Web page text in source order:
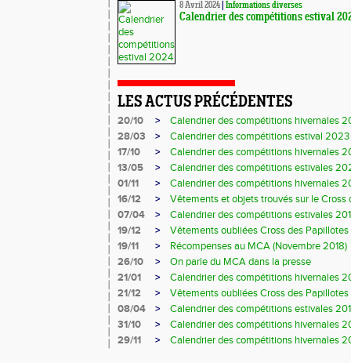
8 Avril 2024 Informations diverses
Calendrier des compétitions estival
LES ACTUS PRÉCÉDENTES
20/10 >
Calendrier des compétitions hivernales
28/03
>
Calendrier des compétitions estival 2023
17/10
>
Calendrier des compétitions hivernales
13/05
>
Calendrier des compétitions estivales
01/11
>
Calendrier des compétitions hivernales
16/12
>
Vêtements et objets trouvés sur le Cross
07/04
>
Calendrier des compétitions estivales
19/12
>
Vêtements oubliées Cross des Papillotes
19/11
>
Récompenses au MCA (Novembre 2018)
26/10
>
On parle du MCA dans la presse
21/01
>
Calendrier des compétitions hivernales
21/12
>
Vêtements oubliées Cross des Papillotes
08/04
>
Calendrier des compétitions estivales
31/10
>
Calendrier des compétitions hivernales
29/11
> Calendrier des compétitions hivernales